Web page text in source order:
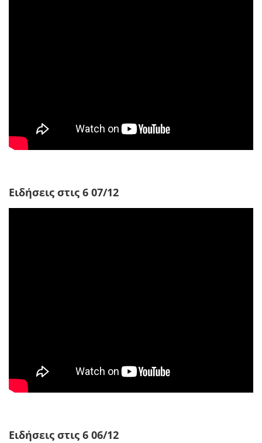
Ειδήσεις στις 6 07/12
Ειδήσεις στις 6 06/12